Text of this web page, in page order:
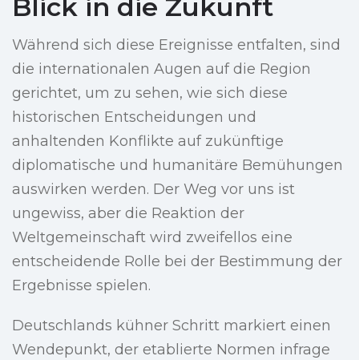
Blick in die Zukunft
Während sich diese Ereignisse entfalten, sind
die internationalen Augen auf die Region
gerichtet, um zu sehen, wie sich diese
historischen Entscheidungen und
anhaltenden Konflikte auf zukünftige
diplomatische und humanitäre Bemühungen
auswirken werden. Der Weg vor uns ist
ungewiss, aber die Reaktion der
Weltgemeinschaft wird zweifellos eine
entscheidende Rolle bei der Bestimmung der
Ergebnisse spielen.
Deutschlands kühner Schritt markiert einen
Wendepunkt, der etablierte Normen infrage